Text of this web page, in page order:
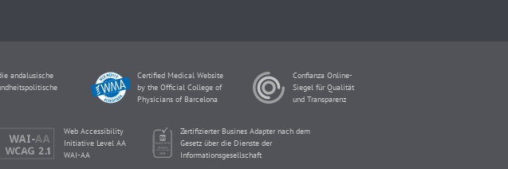
andalusische
Certified Medical Website
by the Official College of
Physicians of Barcelona
Confianza Online-
Siegel für Qualität
und Transparenz
Web Accessibility
Initiative Level AA
WAI-AA
Zertifizierter Busines Adapter nach dem
Gesetz über die Dienste der
Informationsgesellschaft